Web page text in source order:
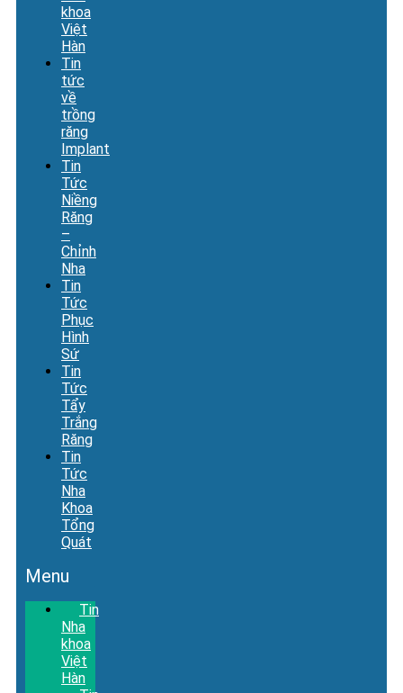
khoa
Việt
Hàn
Tin
tức
về
trồng
răng
Implant
Tin
Tức
Niềng
Răng
–
Chỉnh
Nha
Tin
Tức
Phục
Hình
Sứ
Tin
Tức
Tẩy
Trắng
Răng
Tin
Tức
Nha
Khoa
Tổng
Quát
Menu
Tin
Nha
khoa
Việt
Hàn